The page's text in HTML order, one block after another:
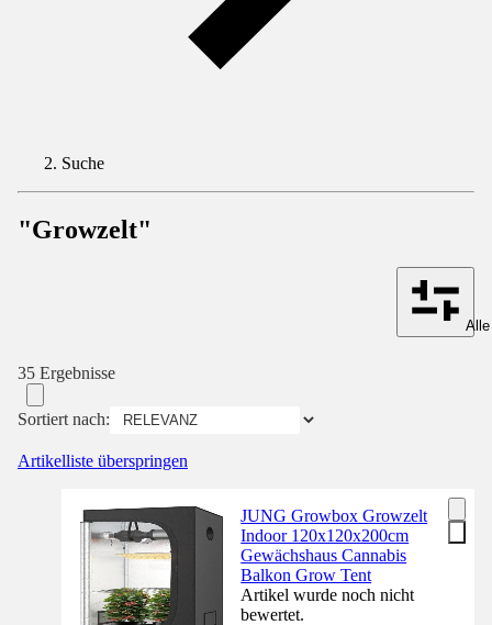
Suche
"Growzelt"
35 Ergebnisse
Sortiert nach:
Artikelliste überspringen
JUNG Growbox Growzelt
Indoor 120x120x200cm
Gewächshaus Cannabis
Balkon Grow Tent
Artikel wurde noch nicht
bewertet.